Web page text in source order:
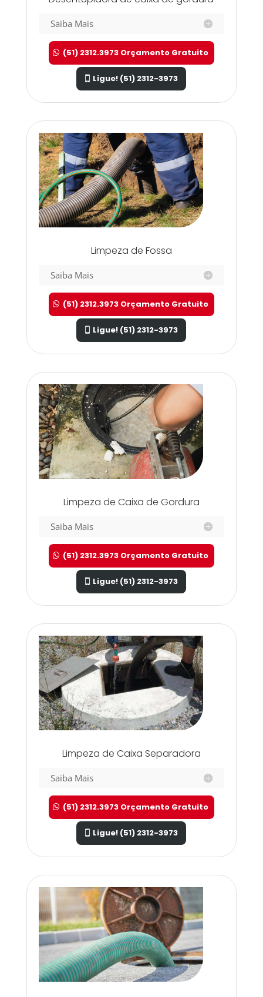
Saiba Mais
(51) 2312.3973 Orçamento Gratuito
Ligue! (51) 2312-3973
Limpeza de Fossa
Saiba Mais
(51) 2312.3973 Orçamento Gratuito
Ligue! (51) 2312-3973
Limpeza de Caixa de Gordura
Saiba Mais
(51) 2312.3973 Orçamento Gratuito
Ligue! (51) 2312-3973
Limpeza de Caixa Separadora
Saiba Mais
(51) 2312.3973 Orçamento Gratuito
Ligue! (51) 2312-3973